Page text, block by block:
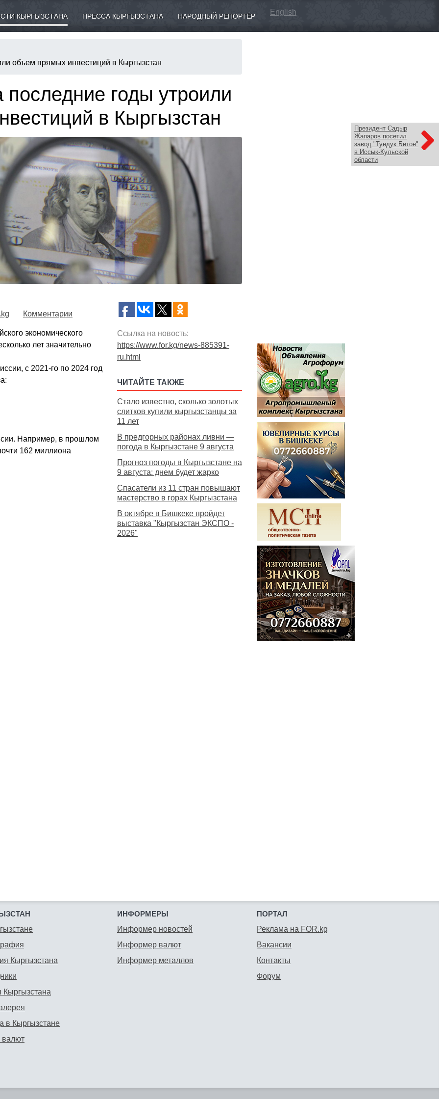
КЫРГЫЗСТАНА ПРЕССА КЫРГЫЗСТАНА НАРОДНЫЙ РЕПОРТЁР English
объем прямых инвестиций в Кыргызстан
Президент Садыр
Жапаров посетил
завод "Тундук Бетон"
в Иссык-Кульской
области
годы утроили
в Кыргызстан
Комментарии
экономического
лет значительно
с 2021-го по 2024 год
Например, в прошлом
162 миллиона
Ссылка на новость:
https://www.for.kg/news-885391-
ru.html
ЧИТАЙТЕ ТАКЖЕ
Стало известно, сколько золотых
слитков купили кыргызстанцы за
11 лет
В предгорных районах ливни —
погода в Кыргызстане 9 августа
Прогноз погоды в Кыргызстане на
9 августа: днем будет жарко
Спасатели из 11 стран повышают
мастерство в горах Кыргызстана
В октябре в Бишкеке пройдет
выставка "Кыргызстан ЭКСПО -
2026"
Кыргызстана
Кыргызстана
в Кыргызстане
валют
ИНФОРМЕРЫ
Информер новостей
Информер валют
Информер металлов
ПОРТАЛ
Реклама на FOR.kg
Вакансии
Контакты
Форум